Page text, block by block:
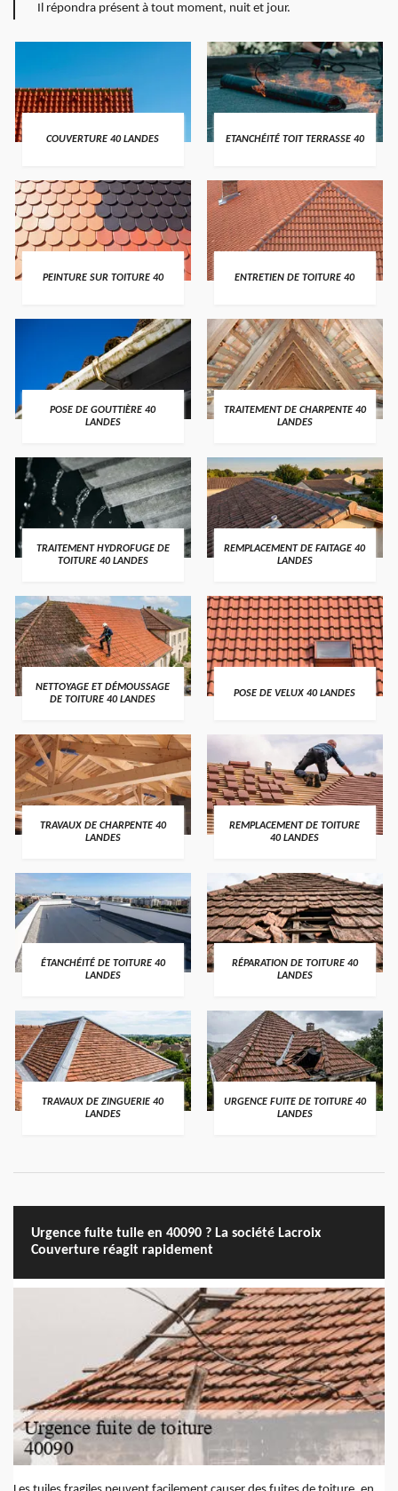
Il répondra présent à tout moment, nuit et jour.
COUVERTURE 40 LANDES ETANCHÉITÉ TOIT TERRASSE 40
PEINTURE SUR TOITURE 40 ENTRETIEN DE TOITURE 40
POSE DE GOUTTIÈRE 40
LANDES
TRAITEMENT DE CHARPENTE 40
LANDES
TRAITEMENT HYDROFUGE DE
TOITURE 40 LANDES
REMPLACEMENT DE FAITAGE 40
LANDES
NETTOYAGE ET DÉMOUSSAGE
DE TOITURE 40 LANDES
POSE DE VELUX 40 LANDES
TRAVAUX DE CHARPENTE 40
LANDES
REMPLACEMENT DE TOITURE
40 LANDES
ÉTANCHÉITÉ DE TOITURE 40
LANDES
RÉPARATION DE TOITURE 40
LANDES
TRAVAUX DE ZINGUERIE 40
LANDES
URGENCE FUITE DE TOITURE 40
LANDES
Urgence fuite tuile en 40090 ? La société Lacroix
Couverture réagit rapidement